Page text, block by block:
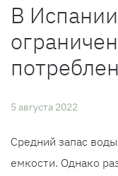
В
5 августа 2022
Средний запас
емкости. Однако